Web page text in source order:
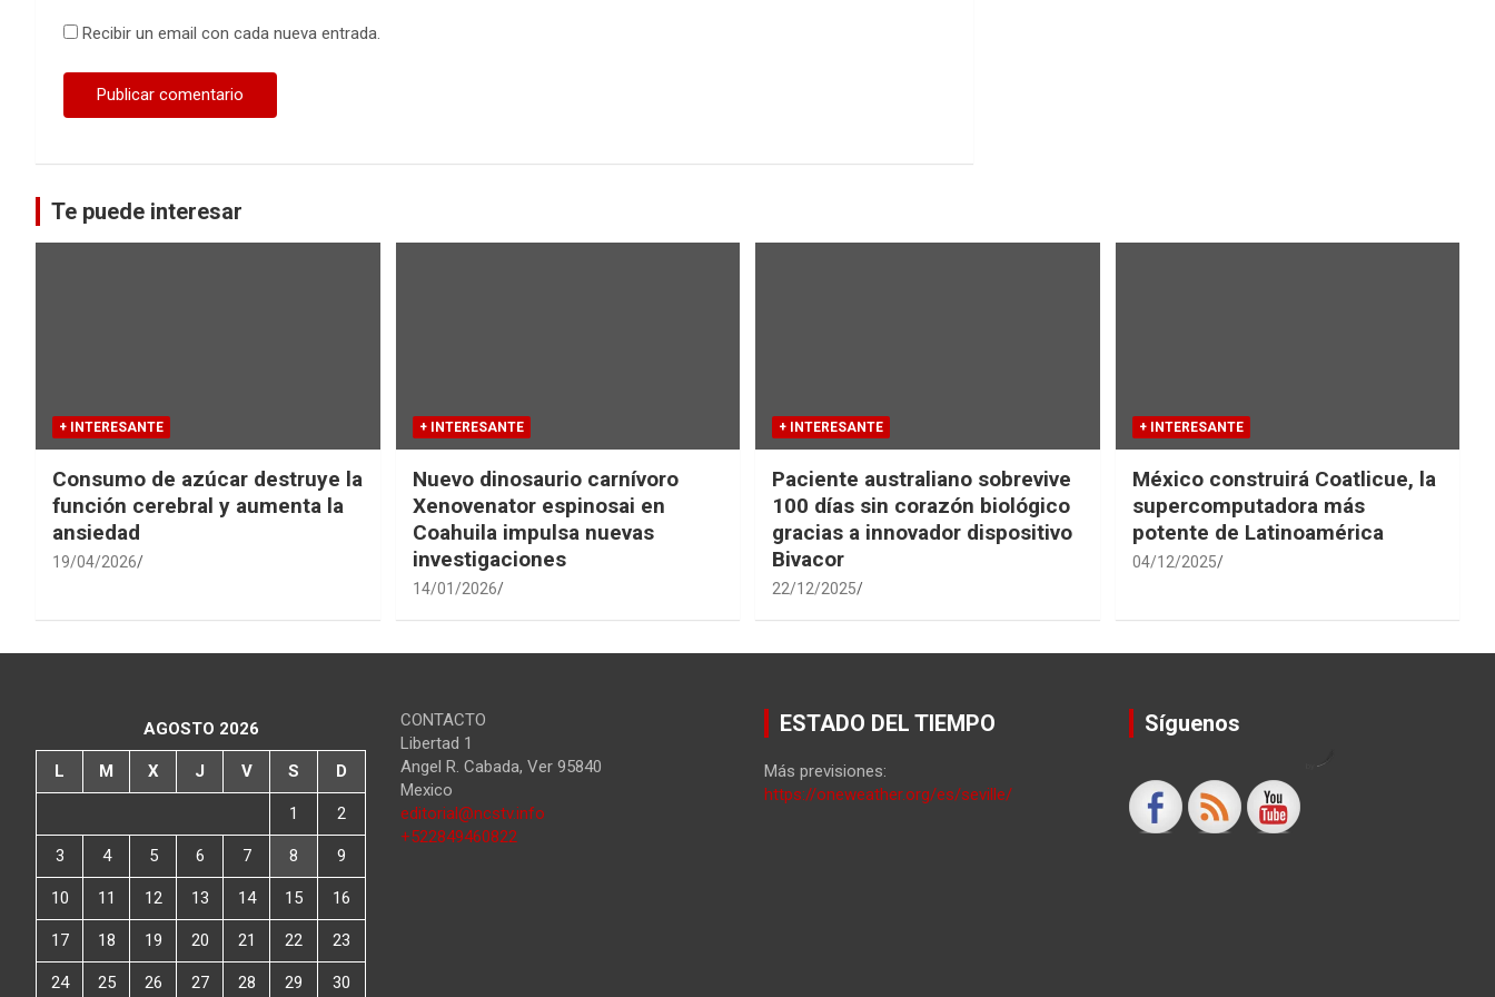
Recibir un email con cada nueva entrada.
Te puede interesar
+ INTERESANTE
Consumo de azúcar destruye la
función cerebral y aumenta la
ansiedad
19/04/2026
+ INTERESANTE
Nuevo dinosaurio carnívoro
Xenovenator espinosai en
Coahuila impulsa nuevas
investigaciones
14/01/2026
+ INTERESANTE
Paciente australiano sobrevive
100 días sin corazón biológico
gracias a innovador dispositivo
Bivacor
22/12/2025
+ INTERESANTE
México construirá Coatlicue, la
supercomputadora más
potente de Latinoamérica
04/12/2025
AGOSTO 2026
L M X J V S D
1 2
3 4 5 6 7 8 9
10 11 12 13 14 15 16
17 18 19 20 21 22 23
24 25 26 27 28 29 30
CONTACTO
Libertad 1
Angel R. Cabada, Ver 95840
Mexico
editorial@ncstv.info
+522849460822
ESTADO DEL TIEMPO
Más previsiones:
https://oneweather.org/es/seville/
Síguenos